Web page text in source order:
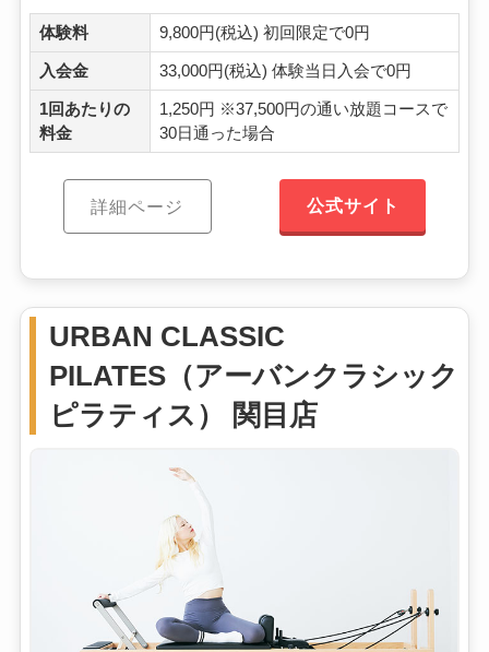
体験料 9,800円(税込) 初回限定で0円
入会金 33,000円(税込) 体験当日入会で0円
1回あたりの
料金
1,250円 ※37,500円の通い放題コースで
30日通った場合
詳細ページ 公式サイト
URBAN CLASSIC
PILATES（アーバンクラシック
ピラティス） 関目店